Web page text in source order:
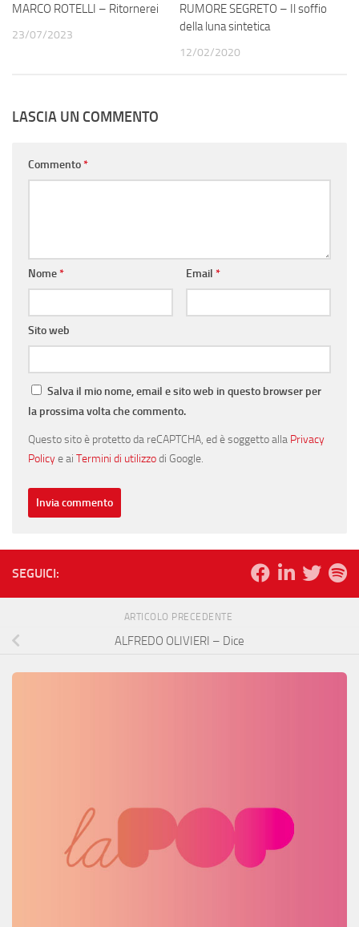
MARCO ROTELLI – Ritornerei
23/07/2023
RUMORE SEGRETO – Il soffio
della luna sintetica
12/02/2020
LASCIA UN COMMENTO
Commento*
Nome* Email *
Sito web
Salva il mio nome, email e sito web in questo browser per
la prossima volta che commento.
Questo sito è protetto da reCAPTCHA, ed è soggetto alla Privacy
Policye ai Termini di utilizzodi Google.
SEGUICI:
ARTICOLO PRECEDENTE
ALFREDO OLIVIERI – Dice